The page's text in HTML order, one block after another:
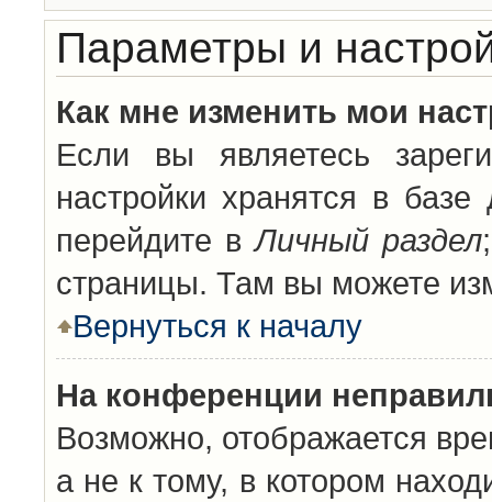
Параметры и
Как мне изменить мои
Если вы являетесь
настройки хранятся в
перейдите вЛичный раздел
страницы. Там вы можете
Вернуться к началу
На конференции
Возможно, отображается
а не к тому, в котором